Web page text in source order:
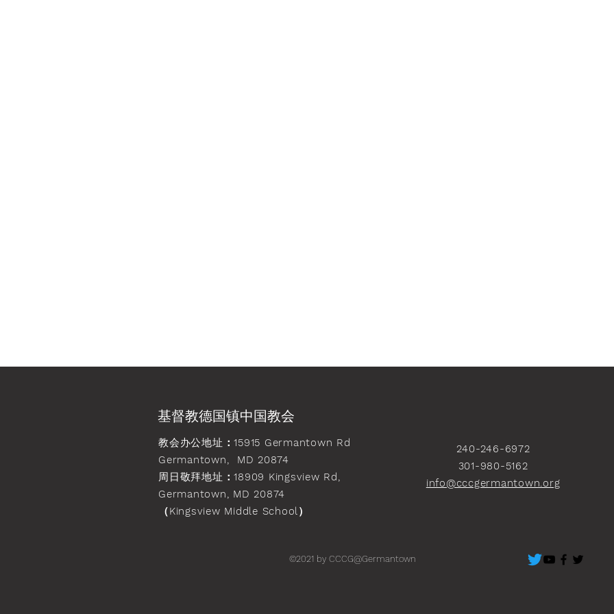
基督教德国镇中国教会
240-246-6972
301-980-5162
info@cccgermantown.org
©2021 by CCCG@Germantown
教会办公地址 ：15915 Germantown Rd
Germantown, MD 20874
周日敬拜地址 ：18909 Kingsview Rd,
Germantown, MD 20874
（Kingsview Middle School）